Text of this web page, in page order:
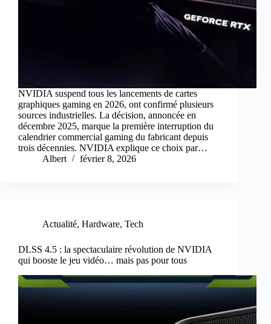
NVIDIA suspend tous les lancements de cartes
graphiques gaming en 2026, ont confirmé plusieurs
sources industrielles. La décision, annoncée en
décembre 2025, marque la première interruption du
calendrier commercial gaming du fabricant depuis
trois décennies. NVIDIA explique ce choix par…
Albert
février 8, 2026
Actualité, Hardware, Tech
DLSS 4.5 : la spectaculaire révolution de NVIDIA
qui booste le jeu vidéo… mais pas pour tous